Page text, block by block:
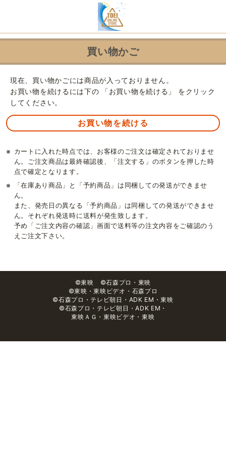
買い物かご
現在、買い物かごには商品が入っておりません。
お買い物を続けるには下の 「お買い物を続ける」 をクリック
してください。
※ カートに入れた時点では、お客様のご注文は確定されておりませ
ん。ご注文商品は最終確認後、「注文する」のボタンを押した時
点で確定となります。
※
「在庫あり商品」と「予約商品」は同梱しての発送ができませ
ん。
また、発売日の異なる「予約商品」は同梱しての発送ができませ
ん。それぞれ発送時に送料が発生致します。
予め「ご注文内容の確認」画面で送料等の注文内容をご確認のう
えご注文下さい。
©東映 ©石森プロ・東映
©東映・東映ビデオ・石森プロ
©石森プロ・テレビ朝日・ADK EM・東映
©石森プロ・テレビ朝日・ADK EM・
東映ＡＧ・東映ビデオ・東映